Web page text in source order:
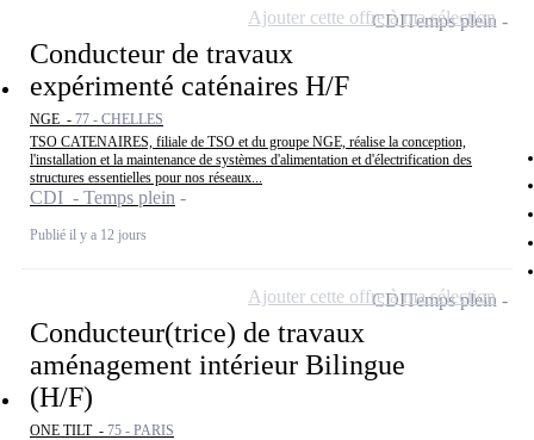
Conducteur de travaux
expérimenté caténaires H/F
NGE - 77 - CHELLES
TSO CATENAIRES, filiale de TSO et du groupe NGE, réalise la conception,
l'installation et la maintenance de systèmes d'alimentation et d'électrification des
structures essentielles pour nos réseaux...
CDI - Temps plein
Publié il y a 12 jours
CDITemps plein
Ajouter cette offre à ma sélection
Conducteur(trice) de travaux
aménagement intérieur Bilingue
(H/F)
ONE TILT - 75 - PARIS
CDITemps plein
Ajouter cette offre à ma sélection